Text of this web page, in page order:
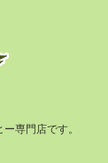
専門店です。